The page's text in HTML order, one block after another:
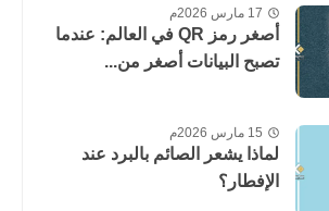
17 مارس 2026م
أصغر رمز QR في العالم: عندما
تصبح البيانات أصغر من...
15 مارس 2026م
لماذا يشعر الصائم بالبرد عند
الإفطار؟